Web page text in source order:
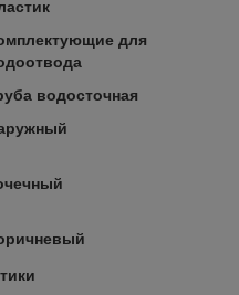
для
водосточная